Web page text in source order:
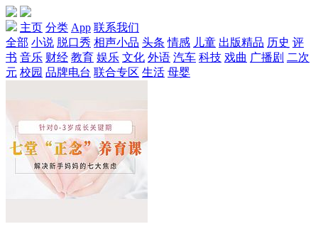
主页 分类 App 联系我们
全部 小说 脱口秀 相声小品 头条 情感 儿童 出版精品 历史 评
书 音乐 财经 教育 娱乐 文化 外语 汽车 科技 戏曲 广播剧 二次
元 校园 品牌电台 联合专区 生活 母婴